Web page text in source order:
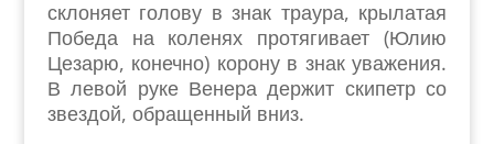
склоняет голову в знак траура, крылатая
Победа на коленях протягивает (Юлию
Цезарю, конечно) корону в знак уважения.
В левой руке Венера держит скипетр со
звездой, обращенный вниз.